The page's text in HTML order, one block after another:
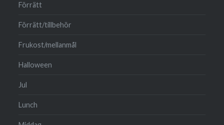
Förrätt
Förrätt/tillbehör
Frukost/mellanmål
Halloween
Jul
Lunch